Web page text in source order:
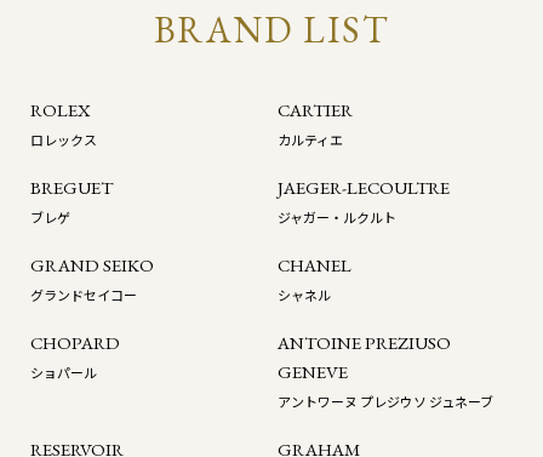
BRAND LIST
ROLEX
ロレックス
CARTIER
カルティエ
BREGUET
ブレゲ
JAEGER-LECOULTRE
ジャガー・ルクルト
GRAND SEIKO
グランドセイコー
CHANEL
シャネル
CHOPARD
ショパール
ANTOINE PREZIUSO
GENEVE
アントワーヌ プレジウソ ジュネーブ
RESERVOIR GRAHAM